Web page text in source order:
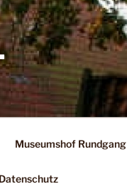
Museumshof Rundgang